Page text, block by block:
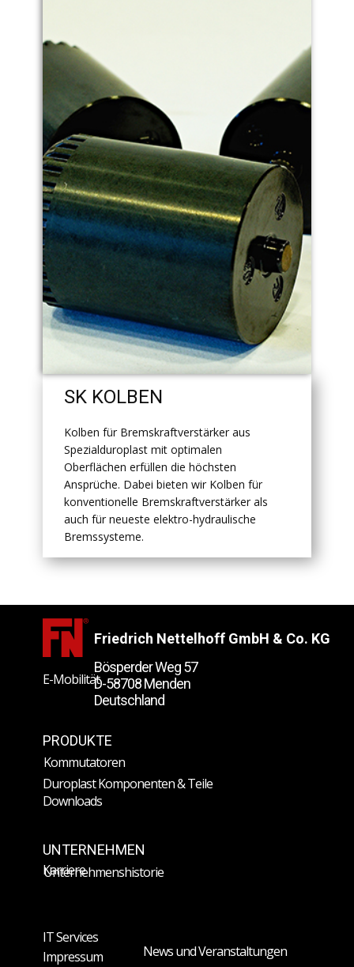
SK KOLBEN
Kolben für Bremskraftverstärker aus
Spezialduroplast mit optimalen
Oberflächen erfüllen die höchsten
Ansprüche. Dabei bieten wir Kolben für
konventionelle Bremskraftverstärker als
auch für neueste elektro-hydraulische
Bremssysteme.
UNTERNEHMEN
Friedrich Nettelhoff GmbH & Co. KG
PRODUKTE
Unternehmenshistorie
Bösperder Weg 57
D-58708 Menden
Deutschland
Kommutatoren
Karriere
Duroplast Komponenten & Teile
E-Mobilität
IT Services
News und Veranstaltungen
Impressum
Downloads